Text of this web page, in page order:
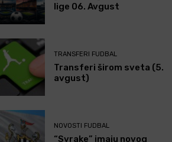
lige 06. Avgust
TRANSFERI FUDBAL
Transferi širom sveta (5.
avgust)
NOVOSTI FUDBAL
“Svrake” imaju novog